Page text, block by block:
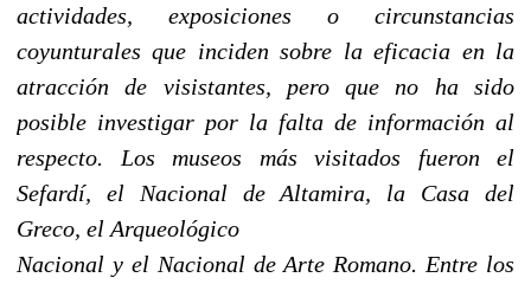
actividades, exposiciones o circunstancias
coyunturales que inciden sobre la eficacia en la
atracción de visistantes, pero que no ha sido
posible investigar por la falta de información al
respecto. Los museos más visitados fueron el
Sefardí, el Nacional de Altamira, la Casa del
Greco, el Arqueológico
Nacional y el Nacional de Arte Romano. Entre los